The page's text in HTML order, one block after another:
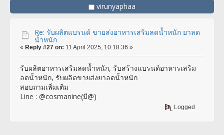
virunyaphaa
Re: รับผลิตแบรนด์ ขายส่งอาหารเสริมลดน้ำหนัก ยาลด
น้ำหนัก
« Reply #27 on: 11 April 2025, 10:18:36 »
รับผลิตอาหารเสริมลดน้ำหนัก, รับสร้างแบรนด์อาหารเสริม
ลดน้ำหนัก, รับผลิตขายส่งยาลดน้ำหนัก
สอบถามเพิ่มเติม
Line : @cosmanine(มี@)
Logged